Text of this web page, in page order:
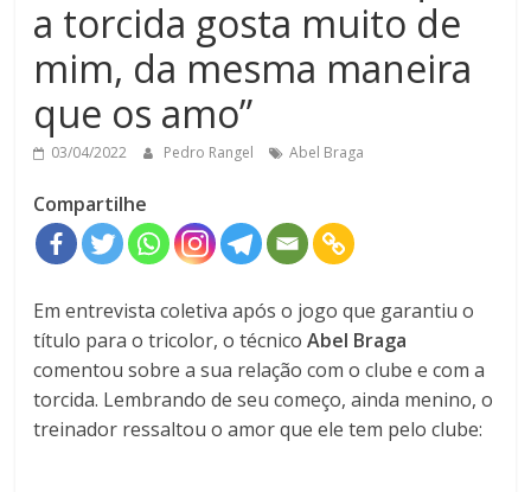
a torcida gosta muito de
mim, da mesma maneira
que os amo”
03/04/2022 Pedro Rangel Abel Braga
Compartilhe
Em entrevista coletiva após o jogo que garantiu o
título para o tricolor, o técnicoAbel Braga
comentou sobre a sua relação com o clube e com a
torcida. Lembrando de seu começo, ainda menino, o
treinador ressaltou o amor que ele tem pelo clube: